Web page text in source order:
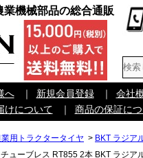
機械部品の総合通販
へ ｜ 新規会員登録 ｜
会社
けについて ｜ 商品の保証に
用トラクタータイヤ > BKT ラジア
ューブレス RT855 2本 BKT ラジア